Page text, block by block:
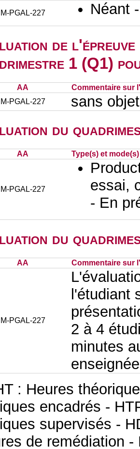
M-PGAL-227 Néant
de
1 (Q1)
AA
Commentaire sur
M-PGAL-227
sans objet
du
AA Type(s) et
M-PGAL-227
essai,
- En
du
AA Commentaire sur
M-PGAL-227
l'étudiant
2 à 4
minutes
: Heures
encadrés -
supervisés -
de remédiation